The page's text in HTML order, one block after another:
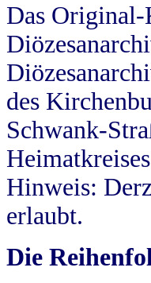
Das Original-
des
Schwank-
Hinweis:
erlaubt.
Die